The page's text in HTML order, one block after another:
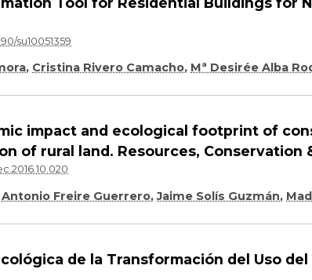
su10051359
, Cristina Rivero Camacho, Mª Desirée Alba
impact and ecological footprint of
of rural land. Resources, Conservation
Antonio Freire Guerrero,Jaime Solís Guzmán,
de la Transformación del Uso del